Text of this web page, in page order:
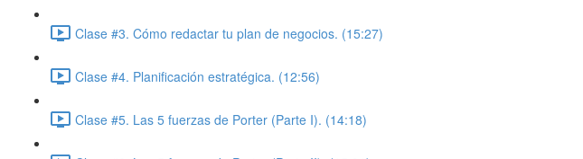
Clase #3. Cómo redactar tu plan de negocios. (15:27)
Clase #4. Planificación estratégica. (12:56)
Clase #5. Las 5 fuerzas de Porter (Parte I). (14:18)